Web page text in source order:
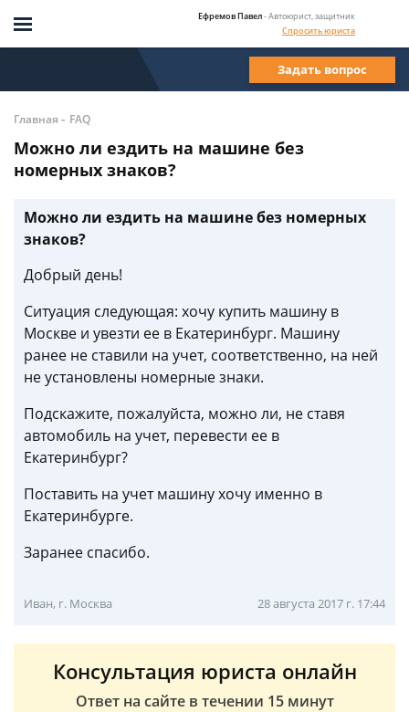
Ефремов Павел- Автоюрист, защитник
Спросить юриста
Задать вопрос
Главная - FAQ
Можно ли ездить на машине без
номерных знаков?
Можно ли ездить на машине без номерных
знаков?
Добрый день!
Ситуация следующая: хочу купить машину в
Москве и увезти ее в Екатеринбург. Машину
ранее не ставили на учет, соответственно, на ней
не установлены номерные знаки.
Подскажите, пожалуйста, можно ли, не ставя
автомобиль на учет, перевести ее в
Екатеринбург?
Поставить на учет машину хочу именно в
Екатеринбурге.
Заранее спасибо.
Иван, г. Москва 28 августа 2017 г. 17:44
Консультация юриста онлайн
Ответ на сайте в течении 15 минут